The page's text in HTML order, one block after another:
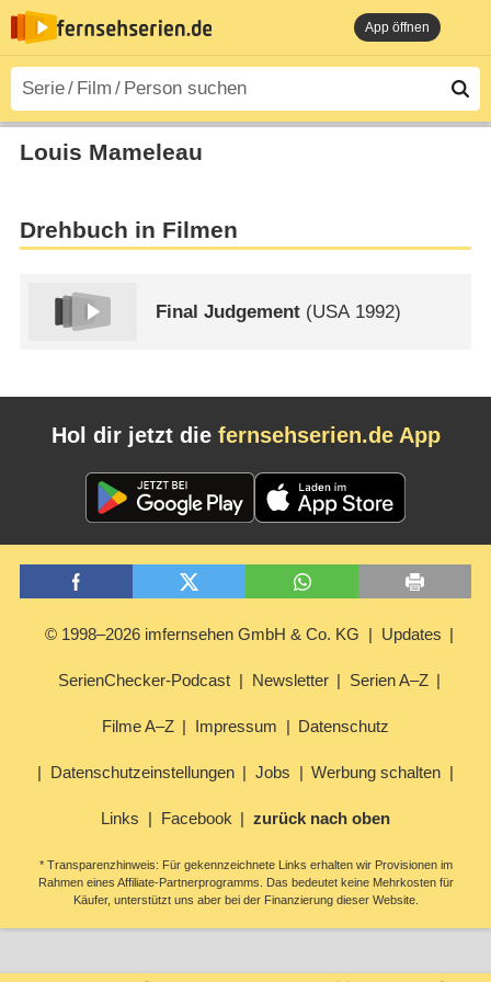
App öffnen
Louis Mameleau
Drehbuch in Filmen
Final Judgement (USA1992)
Hol dir jetzt die fernsehserien.de App
© 1998–2026 imfernsehen GmbH & Co. KG Updates
SerienChecker-Podcast Newsletter Serien A–Z
Filme A–Z Impressum Datenschutz
Datenschutzeinstellungen Jobs Werbung schalten
Links Facebook zurück nach oben
* Transparenzhinweis: Für gekennzeichnete Links erhalten wir Provisionen im
Rahmen eines Affiliate-Partnerprogramms. Das bedeutet keine Mehrkosten für
Käufer, unterstützt uns aber bei der Finanzierung dieser Website.